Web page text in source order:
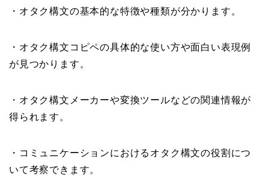
・オタク構文の基本的な特徴や種類が分かります。
・オタク構文コピペの具体的な使い方や面白い表現例
が見つかります。
・オタク構文メーカーや変換ツールなどの関連情報が
得られます。
・コミュニケーションにおけるオタク構文の役割につ
いて考察できます。